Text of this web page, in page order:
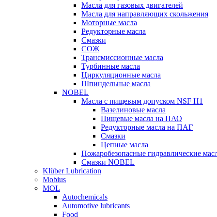
Масла для газовых двигателей
Масла для направляющих скольжения
Моторные масла
Редукторные масла
Смазки
СОЖ
Трансмиссионные масла
Турбинные масла
Циркуляционные масла
Шпиндельные масла
NOBEL
Масла с пищевым допуском NSF H1
Вазелиновые масла
Пищевые масла на ПАО
Редукторные масла на ПАГ
Смазки
Цепные масла
Пожаробезопасные гидравлические
Смазки NOBEL
Klüber Lubrication
Mobius
MOL
Autochemicals
Automotive lubricants
Food